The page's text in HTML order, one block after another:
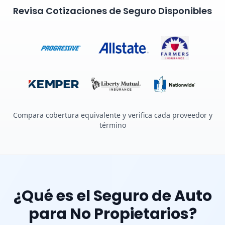
Revisa Cotizaciones de Seguro Disponibles
Compara cobertura equivalente y verifica cada proveedor y
término
¿Qué es el Seguro de Auto
para No Propietarios?